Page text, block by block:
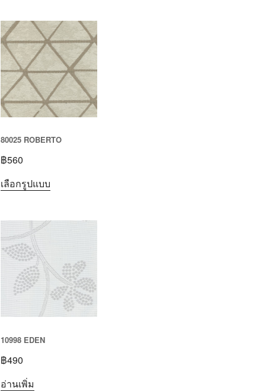
80025 ROBERTO
฿560
เลือกรูปแบบ
10998 EDEN
฿490
อ่านเพิ่ม